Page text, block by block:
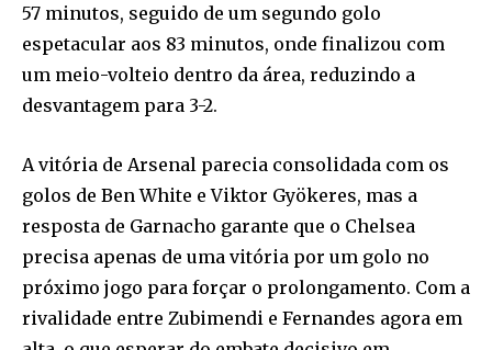
57 minutos, seguido de um segundo golo
espetacular aos 83 minutos, onde finalizou com
um meio-volteio dentro da área, reduzindo a
desvantagem para 3-2.
A vitória de Arsenal parecia consolidada com os
golos de Ben White e Viktor Gyökeres, mas a
resposta de Garnacho garante que o Chelsea
precisa apenas de uma vitória por um golo no
próximo jogo para forçar o prolongamento. Com a
rivalidade entre Zubimendi e Fernandes agora em